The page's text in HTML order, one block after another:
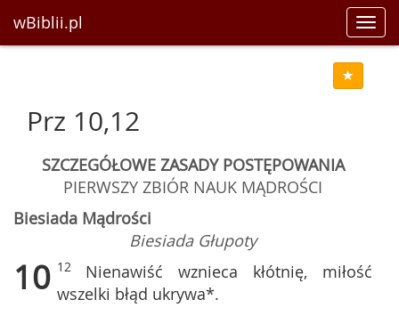
wBiblii.pl
Prz 10,12
SZCZEGÓŁOWE ZASADY POSTĘPOWANIA
PIERWSZY ZBIÓR NAUK MĄDROŚCI
Biesiada Mądrości
Biesiada Głupoty
10 12 Nienawiść wznieca kłótnię, miłość
wszelki błąd ukrywa*.